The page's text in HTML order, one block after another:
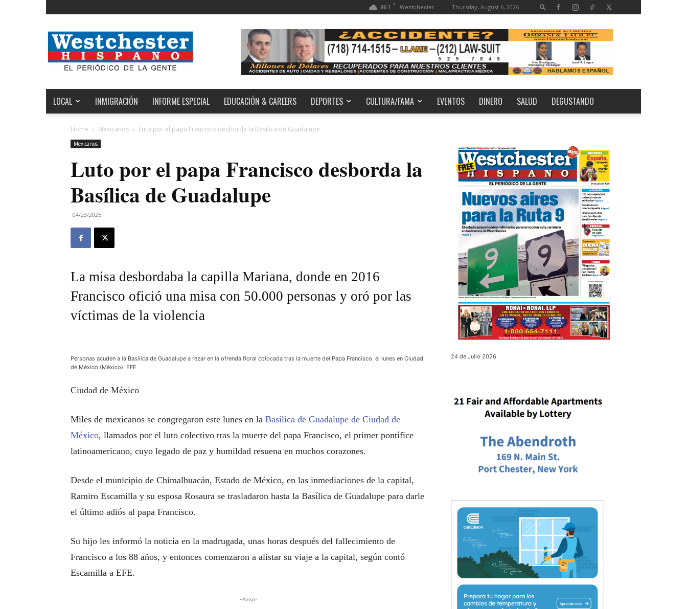
86.1 F Westchester Thursday, August 6, 2026
Noticias
de
Westchester,
Estados
y
el
Mundo
LOCAL INMIGRACIÓN INFORME ESPECIAL EDUCACIÓN & CAREERS DEPORTES CULTURA/FAMA EVENTOS DINERO SALUD DEGUSTANDO
Home Mexicanos Luto por el papa Francisco desborda la Basílica de Guadalupe
Mexicanos
Luto por el papa Francisco desborda la
Basílica de Guadalupe
04/23/2025
La misa desbordaba la capilla Mariana, donde en 2016
Francisco ofició una misa con 50.000 personas y oró por las
víctimas de la violencia
Personas acuden a la Basílica de Guadalupe a rezar en la ofrenda floral colocada tras la muerte del Papa Francisco, el lunes en Ciudad
de México (México). EFE
Ciudad de México
Miles de mexicanos se congregaron este lunes en la Basílica de Guadalupe de Ciudad de
México, llamados por el luto colectivo tras la muerte del papa Francisco, el primer pontífice
latinoamericano, cuyo legado de paz y humildad resuena en muchos corazones.
Desde el municipio de Chimalhuacán, Estado de México, en las inmediaciones de la capital,
Ramiro Escamilla y su esposa Rosaura se trasladaron hasta la Basílica de Guadalupe para darle
el último adiós al papa Francisco.
Su hijo les informó la noticia en la madrugada, unas horas después del fallecimiento de
Francisco a los 88 años, y entonces comenzaron a alistar su viaje a la capital, según contó
Escamilla a EFE.
-Aviso-
24 de Julio 2026